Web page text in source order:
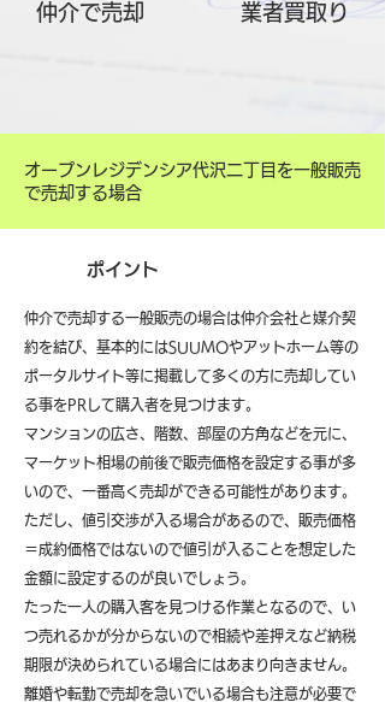
仲介で売却 ​業者買取り
オープンレジデンシア代沢二丁目を一般販売
で売却する場合
ポイント
仲介で売却する一般販売の場合は仲介会社と媒介契
約を結び、基本的にはSUUMOやアットホーム等の
ポータルサイト等に掲載して多くの方に売却してい
る事をPRして購入者を見つけます。
マンションの広さ、階数、部屋の方角などを元に、
マーケット相場の前後で販売価格を設定する事が多
いので、一番高く売却ができる可能性があります。
ただし、値引交渉が入る場合があるので、販売価格
＝成約価格ではないので値引が入ることを想定した
金額に設定するのが良いでしょう。
たった一人の購入客を見つける作業となるので、い
つ売れるかが分からないので相続や差押えなど納税
期限が決められている場合にはあまり向きません。
離婚や転勤で売却を急いでいる場合も注意が必要で